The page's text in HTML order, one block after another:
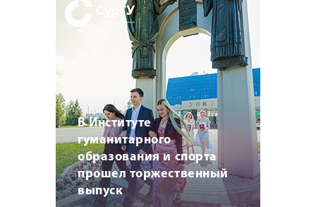
В Институте
гуманитарного
образования и спорта
прошел торжественный
выпуск